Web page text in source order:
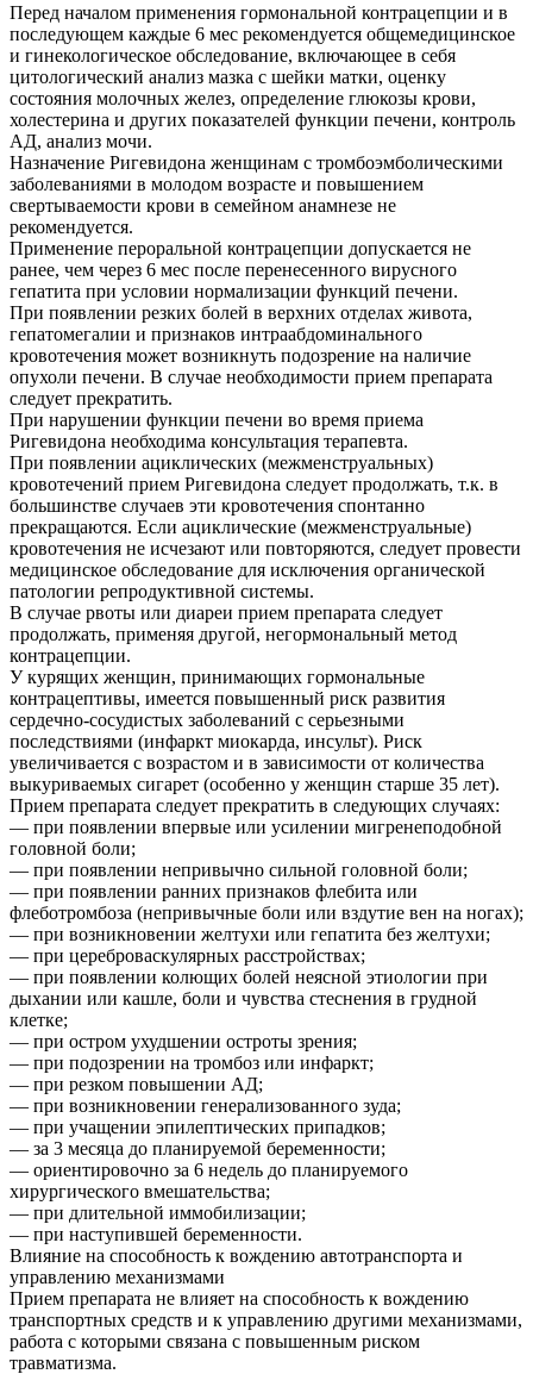
Перед началом применения гормональной контрацепции и в
последующем каждые 6 мес рекомендуется общемедицинское
и гинекологическое обследование, включающее в себя
цитологический анализ мазка с шейки матки, оценку
состояния молочных желез, определение глюкозы крови,
холестерина и других показателей функции печени, контроль
АД, анализ мочи.
Назначение Ригевидона женщинам с тромбоэмболическими
заболеваниями в молодом возрасте и повышением
свертываемости крови в семейном анамнезе не
рекомендуется.
Применение пероральной контрацепции допускается не
ранее, чем через 6 мес после перенесенного вирусного
гепатита при условии нормализации функций печени.
При появлении резких болей в верхних отделах живота,
гепатомегалии и признаков интраабдоминального
кровотечения может возникнуть подозрение на наличие
опухоли печени. В случае необходимости прием препарата
следует прекратить.
При нарушении функции печени во время приема
Ригевидона необходима консультация терапевта.
При появлении ациклических (межменструальных)
кровотечений прием Ригевидона следует продолжать, т.к. в
большинстве случаев эти кровотечения спонтанно
прекращаются. Если ациклические (межменструальные)
кровотечения не исчезают или повторяются, следует провести
медицинское обследование для исключения органической
патологии репродуктивной системы.
В случае рвоты или диареи прием препарата следует
продолжать, применяя другой, негормональный метод
контрацепции.
У курящих женщин, принимающих гормональные
контрацептивы, имеется повышенный риск развития
сердечно-сосудистых заболеваний с серьезными
последствиями (инфаркт миокарда, инсульт). Риск
увеличивается с возрастом и в зависимости от количества
выкуриваемых сигарет (особенно у женщин старше 35 лет).
Прием препарата следует прекратить в следующих случаях:
— при появлении впервые или усилении мигренеподобной
головной боли;
— при появлении непривычно сильной головной боли;
— при появлении ранних признаков флебита или
флеботромбоза (непривычные боли или вздутие вен на ногах);
— при возникновении желтухи или гепатита без желтухи;
— при цереброваскулярных расстройствах;
— при появлении колющих болей неясной этиологии при
дыхании или кашле, боли и чувства стеснения в грудной
клетке;
— при остром ухудшении остроты зрения;
— при подозрении на тромбоз или инфаркт;
— при резком повышении АД;
— при возникновении генерализованного зуда;
— при учащении эпилептических припадков;
— за 3 месяца до планируемой беременности;
— ориентировочно за 6 недель до планируемого
хирургического вмешательства;
— при длительной иммобилизации;
— при наступившей беременности.
Влияние на способность к вождению автотранспорта и
управлению механизмами
Прием препарата не влияет на способность к вождению
транспортных средств и к управлению другими механизмами,
работа с которыми связана с повышенным риском
травматизма.